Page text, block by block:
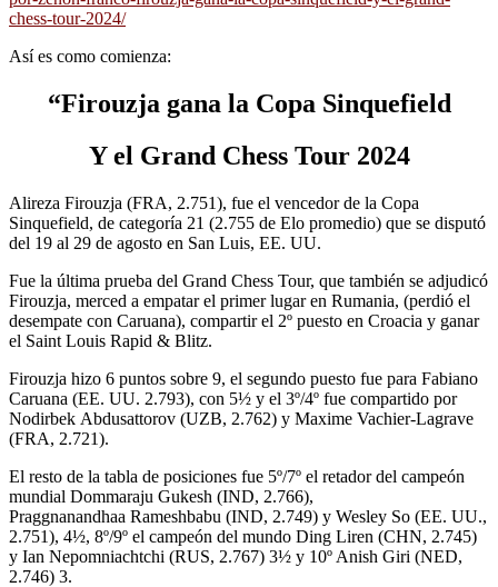
chess-tour-2024/
Así es como comienza:
“Firouzja gana la Copa Sinquefield
Y el Grand Chess Tour 2024
Alireza Firouzja (FRA, 2.751), fue el vencedor de la Copa
Sinquefield, de categoría 21 (2.755 de Elo promedio) que se disputó
del 19 al 29 de agosto en San Luis, EE. UU.
Fue la última prueba del Grand Chess Tour, que también se adjudicó
Firouzja, merced a empatar el primer lugar en Rumania, (perdió el
desempate con Caruana), compartir el 2º puesto en Croacia y ganar
el Saint Louis Rapid & Blitz.
Firouzja hizo 6 puntos sobre 9, el segundo puesto fue para Fabiano
Caruana (EE. UU. 2.793), con 5½ y el 3º/4º fue compartido por
Nodirbek Abdusattorov (UZB, 2.762) y Maxime Vachier-Lagrave
(FRA, 2.721).
El resto de la tabla de posiciones fue 5º/7º el retador del campeón
mundial Dommaraju Gukesh (IND, 2.766),
Praggnanandhaa Rameshbabu (IND, 2.749) y Wesley So (EE. UU.,
2.751), 4½, 8º/9º el campeón del mundo Ding Liren (CHN, 2.745)
y Ian Nepomniachtchi (RUS, 2.767) 3½ y 10º Anish Giri (NED,
2.746) 3.